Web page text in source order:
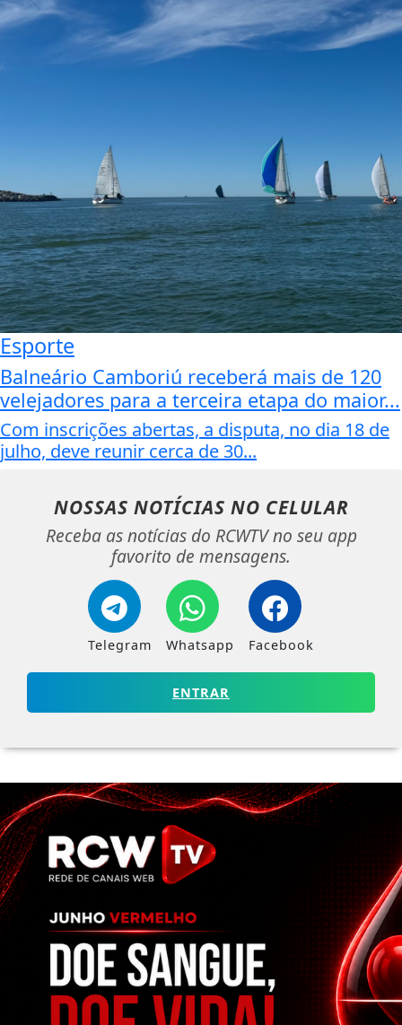
Esporte
Balneário Camboriú receberá mais de 120
velejadores para a terceira etapa do maior...
Com inscrições abertas, a disputa, no dia 18 de
julho, deve reunir cerca de 30...
NOSSAS NOTÍCIAS NO CELULAR
Receba as notícias do RCWTV no seu app
favorito de mensagens.
Telegram Whatsapp Facebook
ENTRAR